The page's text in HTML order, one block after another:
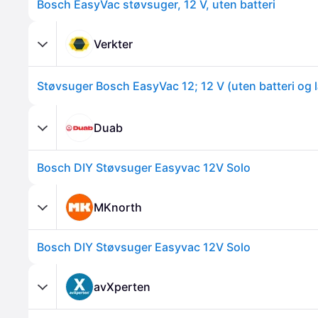
Bosch EasyVac støvsuger, 12 V, uten batteri
Verkter
Støvsuger Bosch EasyVac 12; 12 V (uten batteri og
Duab
Bosch DIY Støvsuger Easyvac 12V Solo
MKnorth
Bosch DIY Støvsuger Easyvac 12V Solo
avXperten